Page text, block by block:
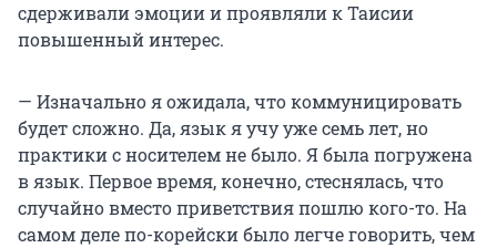
сдерживали эмоции и проявляли к Таисии
повышенный интерес.
— Изначально я ожидала, что коммуницировать
будет сложно. Да, язык я учу уже семь лет, но
практики с носителем не было. Я была погружена
в язык. Первое время, конечно, стеснялась, что
случайно вместо приветствия пошлю кого-то. На
самом деле по-корейски было легче говорить, чем